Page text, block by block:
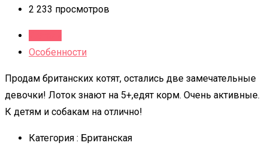
2 233 просмотров
Особенности
Продам британских котят, остались две замечательные
девочки! Лоток знают на 5+,едят корм. Очень активные.
К детям и собакам на отлично!
Категория : Британская